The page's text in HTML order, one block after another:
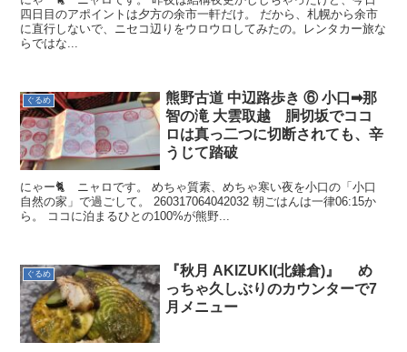
四日目のアポイントは夕方の余市一軒だけ。 だから、札幌から余市
に直行しないで、ニセコ辺りをウロウロしてみたの。レンタカー旅な
らではな...
ぐるめ
熊野古道 中辺路歩き ⑥ 小口➡那
智の滝 大雲取越 胴切坂でココ
ロは真っ二つに切断されても、辛
うじて踏破
にゃー🐈️ ニャロです。 めちゃ質素、めちゃ寒い夜を小口の「小口
自然の家」で過ごして。 260317064042032 朝ごはんは一律06:15か
ら。 ココに泊まるひとの100%が熊野...
ぐるめ
『秋月 AKIZUKI(北鎌倉)』 め
っちゃ久しぶりのカウンターで7
月メニュー